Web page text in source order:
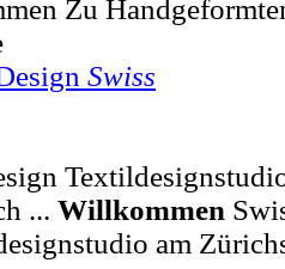
Zu
Swiss
... Willkommen
am